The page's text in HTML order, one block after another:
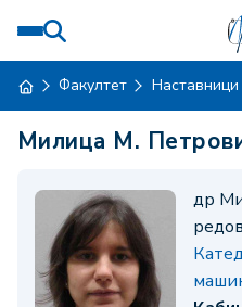
Факултет Наставници
Милица М.
др